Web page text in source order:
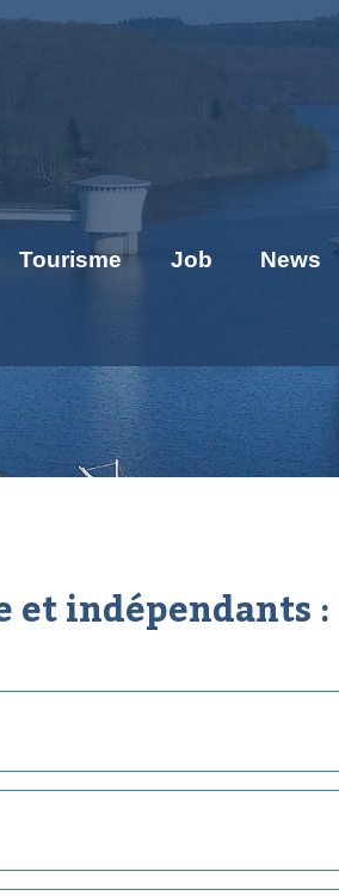
Tourisme Job News
et indépendants :